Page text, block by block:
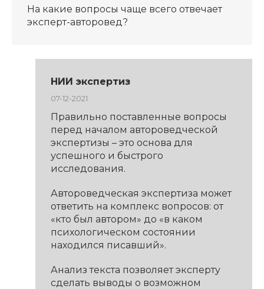
На какие вопросы чаще всего отвечает
эксперт-авторовед?
НИИ экспертиз
07-12-2021
Правильно поставленные вопросы
перед началом автороведческой
экспертизы – это основа для
успешного и быстрого
исследования.
Автороведческая экспертиза может
ответить на комплекс вопросов: от
«кто был автором» до «в каком
психологическом состоянии
находился писавший».
Анализ текста позволяет эксперту
сделать выводы о возможном